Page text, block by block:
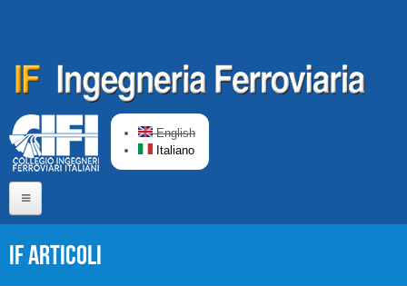
English
Italiano
IF Articoli